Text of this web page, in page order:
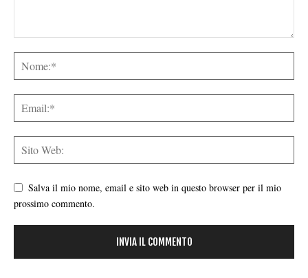
Salva il mio nome, email e sito web in questo browser per il mio
prossimo commento.